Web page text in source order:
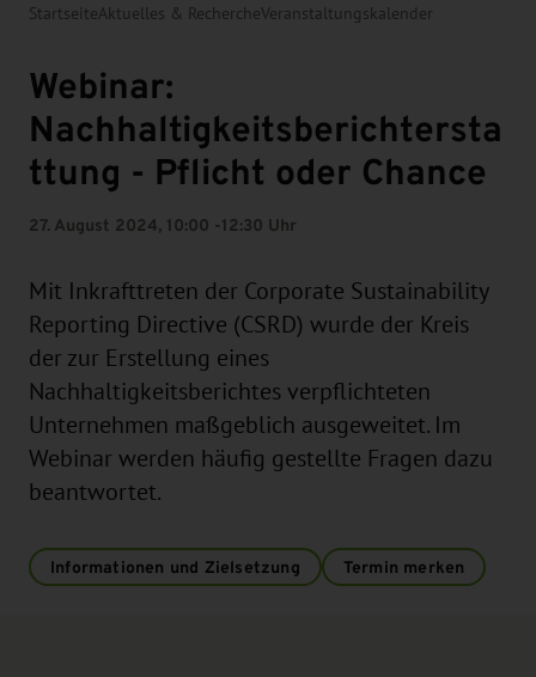
StartseiteAktuelles & RechercheVeranstaltungskalender
Webinar:
Nachhaltigkeitsberichtersta
ttung - Pflicht oder Chance
27. August 2024, 10:00 -12:30 Uhr
Mit Inkrafttreten der Corporate Sustainability
Reporting Directive (CSRD) wurde der Kreis
der zur Erstellung eines
Nachhaltigkeitsberichtes verpflichteten
Unternehmen maßgeblich ausgeweitet. Im
Webinar werden häufig gestellte Fragen dazu
beantwortet.
Informationen und Zielsetzung Termin merken